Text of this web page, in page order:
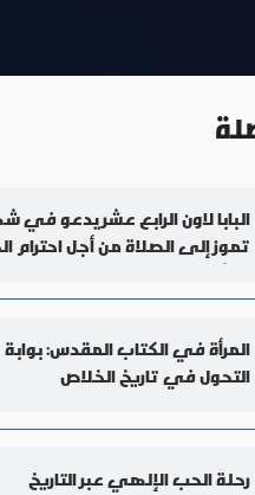
البابا لاون الرابع عشر يدعو في
تموز إلى الصلاة من أجل احترام
البشرية
المرأة في الكتاب المقدس: بوابة
التحول في تاريخ الخلاص
رحلة الحب الإلهي عبر التاريخ